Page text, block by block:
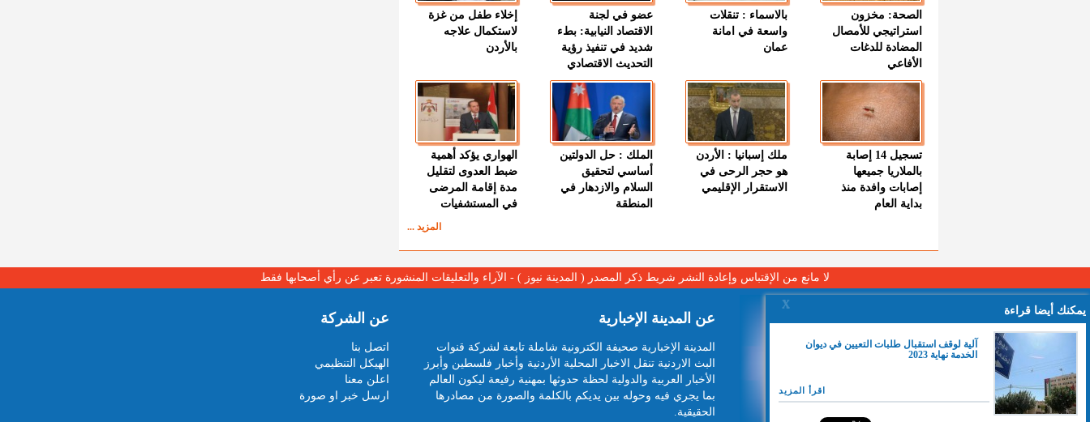
الصحة: مخزون
استراتيجي للأمصال
المضادة للدغات
الأفاعي
بالاسماء : تنقلات
واسعة في امانة
عمان
عضو في لجنة
الاقتصاد النيابية: بطء
شديد في تنفيذ رؤية
التحديث الاقتصادي
إخلاء طفل من غزة
لاستكمال علاجه
بالأردن
تسجيل 14 إصابة
بالملاريا جميعها
إصابات وافدة منذ
بداية العام
ملك إسبانيا : الأردن
هو حجر الرحى في
الاستقرار الإقليمي
الملك : حل الدولتين
أساسي لتحقيق
السلام والازدهار في
المنطقة
الهواري يؤكد أهمية
ضبط العدوى لتقليل
مدة إقامة المرضى
في المستشفيات
المزيد ...
يمكنك أيضا قراءة
X
آلية لوقف استقبال طلبات التعيين في ديوان
الخدمة نهاية 2023
اقرأ المزيد
لا مانع من الإقتباس وإعادة النشر شريط ذكر المصدر ( المدينة نيوز ) - الآراء والتعليقات المنشورة تعبر عن رأي أصحابها فقط
عن المدينة الإخبارية
المدينة الإخبارية صحيفة الكترونية شاملة تابعة لشركة قنوات
البث الاردنية تنقل الاخبار المحلية الأردنية وأخبار فلسطين وأبرز
الأخبار العربية والدولية لحظة حدوثها بمهنية رفيعة ليكون العالم
بما يجري فيه وحوله بين يديكم بالكلمة والصورة من مصادرها
الحقيقية.
عن الشركة
اتصل بنا
الهيكل التنظيمي
اعلن معنا
ارسل خبر او صورة